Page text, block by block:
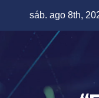
sáb. ago 8th,